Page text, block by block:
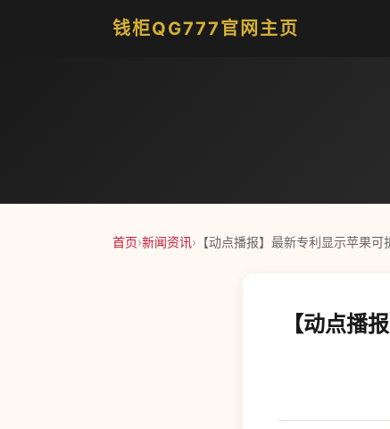
钱柜QG777官网主页
首页›新闻资讯› 【动点播报】最新专利显示苹果
【动点播